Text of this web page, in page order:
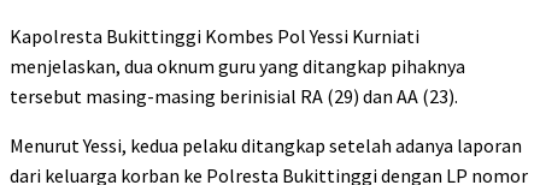
Kapolresta Bukittinggi Kombes Pol Yessi Kurniati
menjelaskan, dua oknum guru yang ditangkap pihaknya
tersebut masing-masing berinisial RA (29) dan AA (23).
Menurut Yessi, kedua pelaku ditangkap setelah adanya laporan
dari keluarga korban ke Polresta Bukittinggi dengan LP nomor